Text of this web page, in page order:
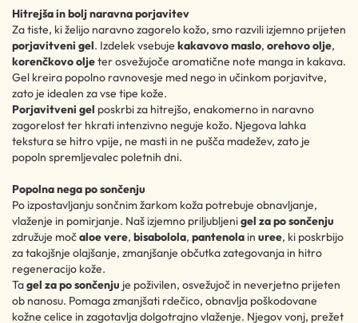
Hitrejša in bolj naravna porjavitev
Za tiste, ki želijo naravno zagorelo kožo, smo razvili izjemno prijeten
porjavitveni gel. Izdelek vsebuje kakavovo maslo, orehovo olje,
korenčkovo oljeter osvežujoče aromatične note manga in kakava.
Gel kreira popolno ravnovesje med nego in učinkom porjavitve,
zato je idealen za vse tipe kože.
Porjavitveni gel poskrbi za hitrejšo, enakomerno in naravno
zagorelost ter hkrati intenzivno neguje kožo. Njegova lahka
tekstura se hitro vpije, ne masti in ne pušča madežev, zato je
popoln spremljevalec poletnih dni.
Popolna nega po sončenju
Po izpostavljanju sončnim žarkom koža potrebuje obnavljanje,
vlaženje in pomirjanje. Naš izjemno priljubljenigel za po sončenju
združuje močaloe vere, bisabolola, pantenolain uree, ki poskrbijo
za takojšnje olajšanje, zmanjšanje občutka zategovanja in hitro
regeneracijo kože.
Tagel za po sončenju je poživilen, osvežujoč in neverjetno prijeten
ob nanosu. Pomaga zmanjšati rdečico, obnavlja poškodovane
kožne celice in zagotavlja dolgotrajno vlaženje. Njegov vonj, prežet